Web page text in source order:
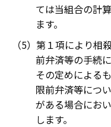
ては当組合の計
ます。
第１項により相
前弁済等の手続
その定めによる
限前弁済等につ
がある場合にお
します。